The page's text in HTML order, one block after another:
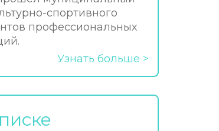
спортивного
профессиональных
Узнать больше